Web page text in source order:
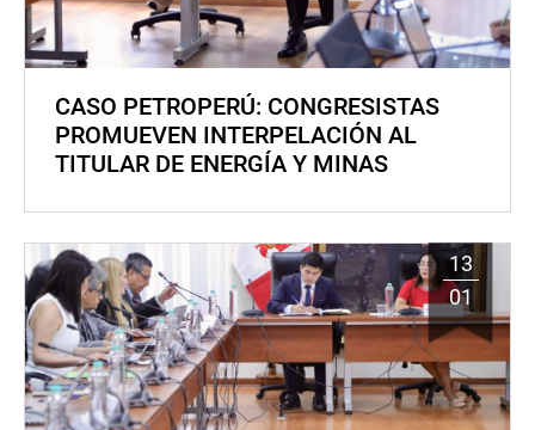
CASO PETROPERÚ: CONGRESISTAS
PROMUEVEN INTERPELACIÓN AL
TITULAR DE ENERGÍA Y MINAS
13
01